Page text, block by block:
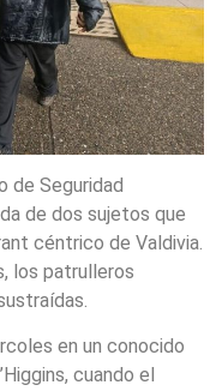
de Seguridad
de dos sujetos que
céntrico de Valdivia.
los patrulleros
en un conocido
cuando el